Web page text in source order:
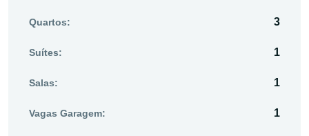
Quartos: 3
Suítes: 1
Salas: 1
Vagas Garagem: 1